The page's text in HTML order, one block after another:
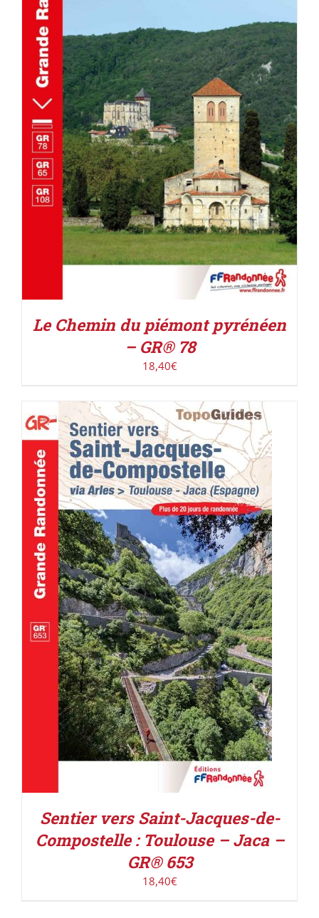
AJOUTER AU PANIER / DÉTAILS
Le Chemin du piémont pyrénéen
– GR® 78
18,40€
AJOUTER AU PANIER / DÉTAILS
Sentier vers Saint-Jacques-de-
Compostelle : Toulouse – Jaca –
GR® 653
18,40€